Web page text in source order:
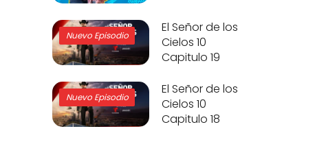
Nuevo Episodio
El Señor de los
Cielos 10
Capitulo 19
Nuevo Episodio
El Señor de los
Cielos 10
Capitulo 18